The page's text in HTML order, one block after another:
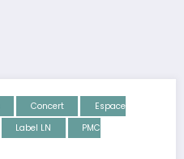
Concert
Espace
Label LN
PMC